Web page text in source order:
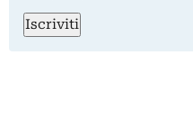
Iscriviti